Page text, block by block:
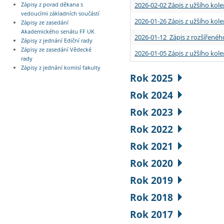
Zápisy z porad děkana s
vedoucími základních součástí
Zápisy ze zasedání
Akademického senátu FF UK
Zápisy z jednání Ediční rady
Zápisy ze zasedání Vědecké
rady
Zápisy z jednání komisí fakulty
2026-02-02 Zápis z užšího
2026-01-26 Zápis z užšího
2026-01-12 Zápis z
2026-01-05 Zápis z užšího
Rok 2025
Rok 2024
Rok 2023
Rok 2022
Rok 2021
Rok 2020
Rok 2019
Rok 2018
Rok 2017